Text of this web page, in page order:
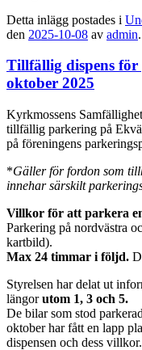
Detta inlägg postades i
den 2025-10-08 av admin.
Tillfällig dispens
oktober 2025
Kyrkmossens
tillfällig parkering på
på föreningens
*Gäller för fordon som
innehar särskilt
Villkor för att parkera
Parkering på nordvästra
kartbild).
Max 24 timmar i följd.
Styrelsen har delat ut
längorutom 1, 3 och 5.
De bilar som stod
oktober har fått en lapp
dispensen och dess villkor.